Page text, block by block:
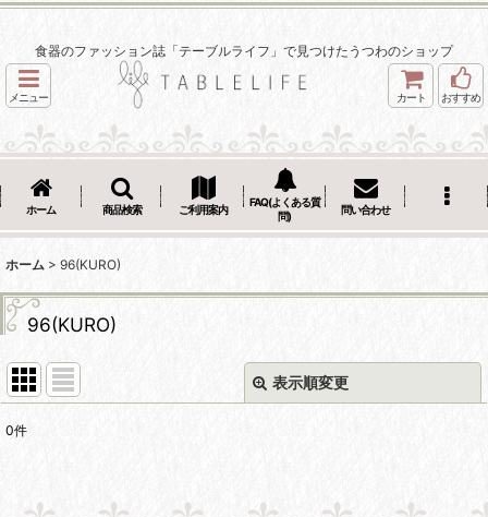
食器のファッション誌「テーブルライフ」で見つけたうつわのショップ
メニュー カート おすすめ
ホーム 商品検索 ご利用案内
FAQ(よくある質
問)
問い合わせ
ホーム > 96(KURO)
96(KURO)
表示順変更
並び順
0件